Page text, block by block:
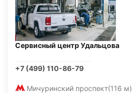
Сервисный центр Удальцова
+7 (499) 110-86-79
Мичуринский проспект(116 м)